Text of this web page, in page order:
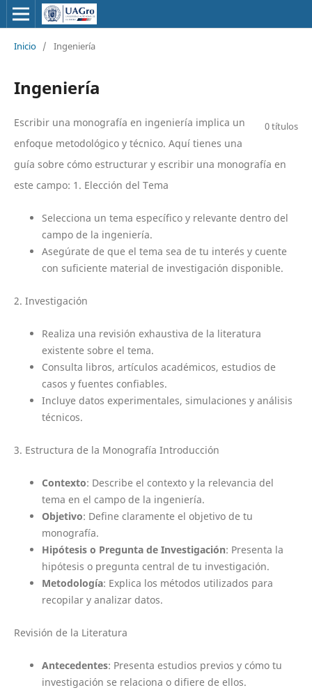
Inicio / Ingeniería
Ingeniería
0 títulos
Escribir una monografía en ingeniería implica un
enfoque metodológico y técnico. Aquí tienes una
guía sobre cómo estructurar y escribir una monografía en
este campo: 1. Elección del Tema
Selecciona un tema específico y relevante dentro del
campo de la ingeniería.
Asegúrate de que el tema sea de tu interés y cuente
con suficiente material de investigación disponible.
2. Investigación
Realiza una revisión exhaustiva de la literatura
existente sobre el tema.
Consulta libros, artículos académicos, estudios de
casos y fuentes confiables.
Incluye datos experimentales, simulaciones y análisis
técnicos.
3. Estructura de la Monografía Introducción
Contexto: Describe el contexto y la relevancia del
tema en el campo de la ingeniería.
Objetivo: Define claramente el objetivo de tu
monografía.
Hipótesis o Pregunta de Investigación: Presenta la
hipótesis o pregunta central de tu investigación.
Metodología: Explica los métodos utilizados para
recopilar y analizar datos.
Revisión de la Literatura
Antecedentes: Presenta estudios previos y cómo tu
investigación se relaciona o difiere de ellos.